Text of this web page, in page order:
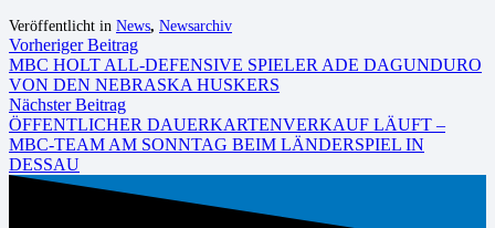
Veröffentlicht in News, Newsarchiv
Vorheriger Beitrag
MBC HOLT ALL-DEFENSIVE SPIELER ADE DAGUNDURO
VON DEN NEBRASKA HUSKERS
Nächster Beitrag
ÖFFENTLICHER DAUERKARTENVERKAUF LÄUFT –
MBC-TEAM AM SONNTAG BEIM LÄNDERSPIEL IN
DESSAU